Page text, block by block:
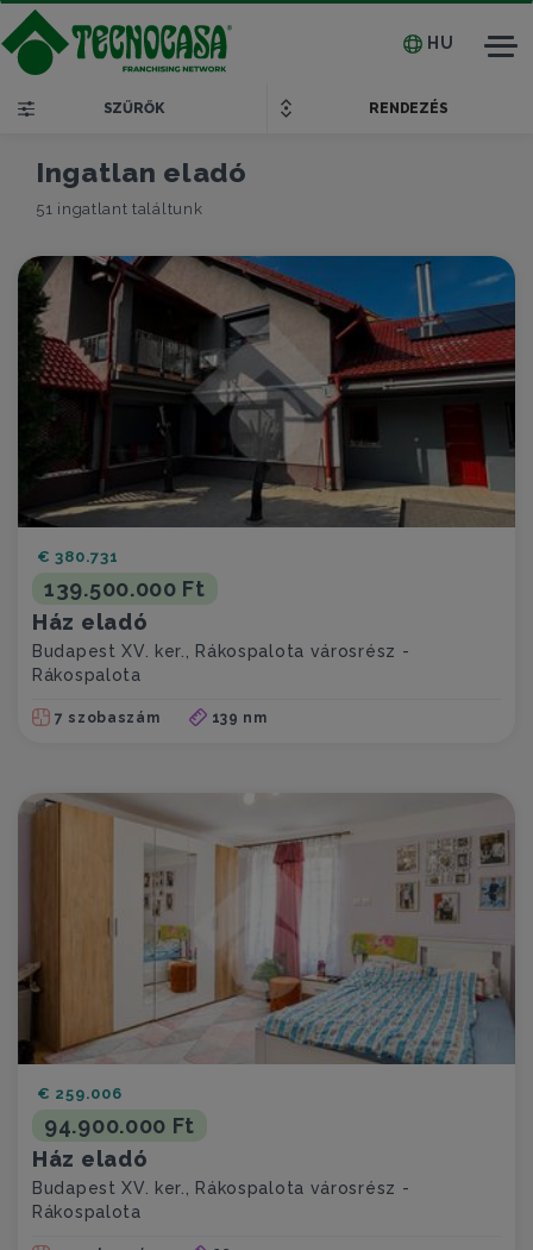
HU
Ingatlan eladó
51 ingatlant találtunk
SZŰRŐK RENDEZÉS
139.500.000 Ft
€ 380.731
Ház eladó
Budapest XV. ker., Rákospalota városrész -
Rákospalota
7 szobaszám 139 nm
94.900.000 Ft
€ 259.006
Ház eladó
Budapest XV. ker., Rákospalota városrész -
Rákospalota